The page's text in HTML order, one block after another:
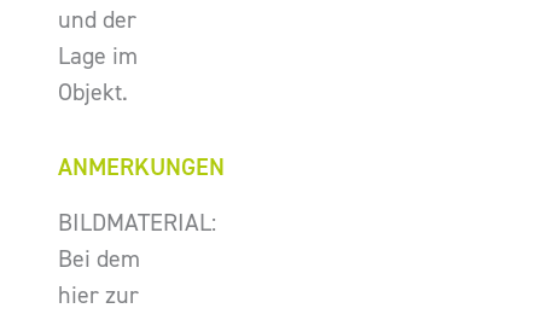
und der
Lage im
Objekt.
ANMERKUNGEN
BILDMATERIAL:
Bei dem
hier zur